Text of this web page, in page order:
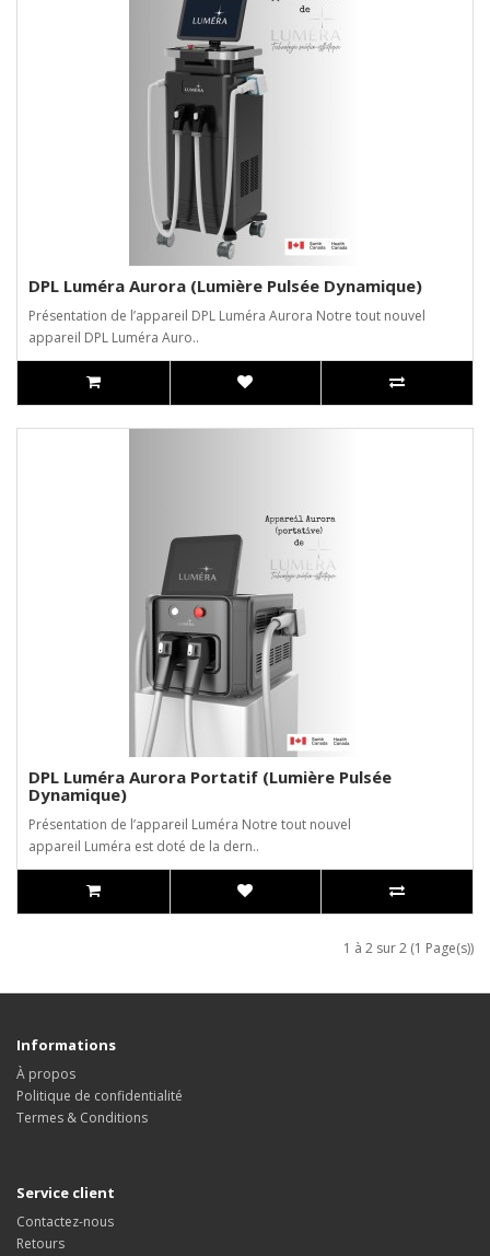
DPL Luméra Aurora (Lumière Pulsée Dynamique)
Présentation de l’appareil DPL Luméra Aurora Notre tout nouvel
appareil DPL Luméra Auro..
DPL Luméra Aurora Portatif (Lumière Pulsée
Dynamique)
Présentation de l’appareil Luméra Notre tout nouvel
appareil Luméra est doté de la dern..
1 à 2 sur 2 (1 Page(s))
Informations
À propos
Politique de confidentialité
Termes & Conditions
Service client
Contactez-nous
Retours